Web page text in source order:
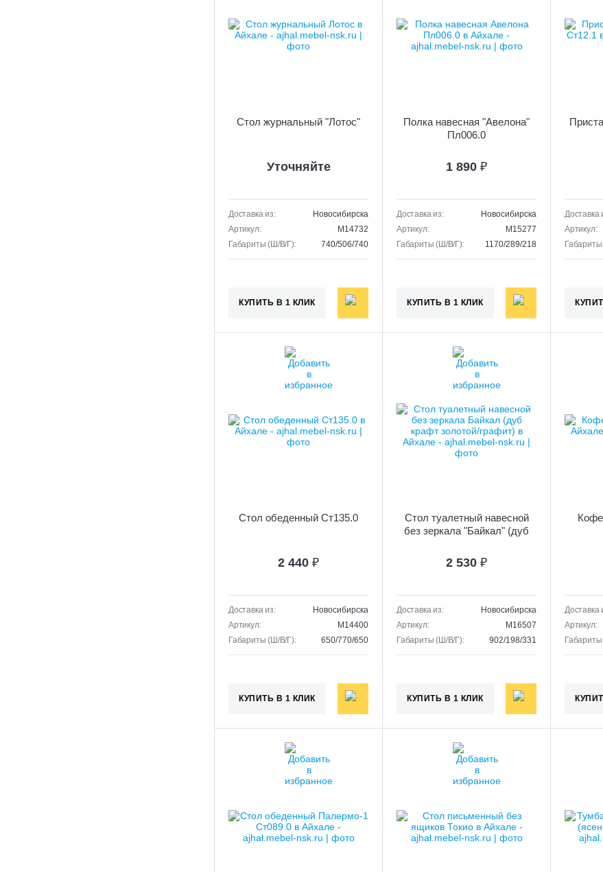
Стол журнальный "Лотос"
Уточняйте
Доставка из:
Новосибирска
Артикул:
M14732
Габариты (Ш/В/Г):
740/506/740
КУПИТЬ В 1 КЛИК
Полка навесная "Авелона"
Пл006.0
1 890 ₽
Доставка из:
Новосибирска
Артикул:
M15277
Габариты (Ш/В/Г):
1170/289/218
КУПИТЬ В 1 КЛИК
Доставка
Артикул:
Стол обеденный Ст135.0
2 440 ₽
Доставка из:
Новосибирска
Артикул:
M14400
Габариты (Ш/В/Г):
650/770/650
КУПИТЬ В 1 КЛИК
Стол туалетный навесной
без зеркала "Байкал" (дуб
2 530 ₽
Доставка из:
Новосибирска
Артикул:
M16507
Габариты (Ш/В/Г):
902/198/331
КУПИТЬ В 1 КЛИК
Доставка
Артикул: